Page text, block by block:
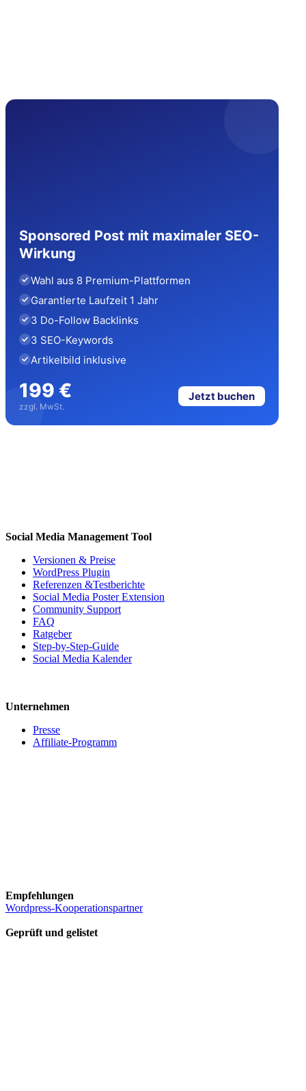
Sponsored Post mit maximaler SEO-
Wirkung
Wahl aus 8 Premium-Plattformen
Garantierte Laufzeit 1 Jahr
3 Do-Follow Backlinks
3 SEO-Keywords
Artikelbild inklusive
199 €
zzgl. MwSt.
Jetzt buchen
Social Media Management Tool
Versionen & Preise
WordPress Plugin
Referenzen &Testberichte
Social Media Poster Extension
Community Support
FAQ
Ratgeber
Step-by-Step-Guide
Social Media Kalender
Unternehmen
Presse
Affiliate-Programm
Empfehlungen
Wordpress-Kooperationspartner
Geprüft und gelistet